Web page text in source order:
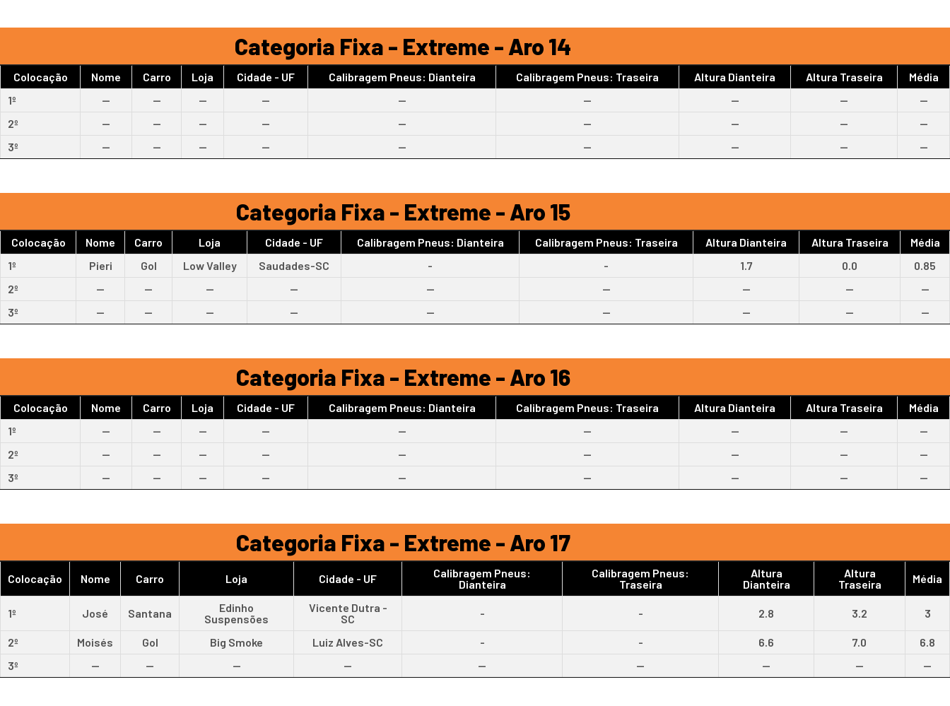
Categoria Fixa - Extreme - Aro 14
Colocação Nome Carro Loja Cidade - UF Calibragem Pneus: Dianteira Calibragem Pneus: Traseira Altura Dianteira Altura Traseira
Média
1º
-- -- -- -- -- -- -- --
--
2º
-- -- -- -- -- -- -- --
--
3º
-- -- -- -- -- -- -- -- --
Categoria Fixa - Extreme - Aro 15
Colocação Nome Carro Loja Cidade - UF Calibragem Pneus: Dianteira Calibragem Pneus: Traseira Altura Dianteira Altura Traseira
Média
1º
Pieri Gol Low Valley Saudades-SC - - 1.7 0.0
0.85
2º
-- -- -- -- -- -- -- --
--
3º
-- -- -- -- -- -- -- -- --
Categoria Fixa - Extreme - Aro 16
Colocação Nome Carro Loja Cidade - UF Calibragem Pneus: Dianteira Calibragem Pneus: Traseira Altura Dianteira Altura Traseira
Média
1º
-- -- -- -- -- -- -- --
--
2º
-- -- -- -- -- -- -- --
--
3º
-- -- -- -- -- -- -- -- --
Categoria Fixa - Extreme - Aro 17
Colocação Nome Carro Loja Cidade - UF
Calibragem Pneus:
Dianteira
Calibragem Pneus:
Traseira
Altura
Dianteira
Altura
Traseira
Média
1º José Santana
Edinho
Suspensões
Vicente Dutra -
SC
- - 2.8 3.2 3
2º Moisés Gol Big Smoke Luiz Alves-SC - - 6.6 7.0
6.8
3º
-- -- -- -- -- -- -- -- --